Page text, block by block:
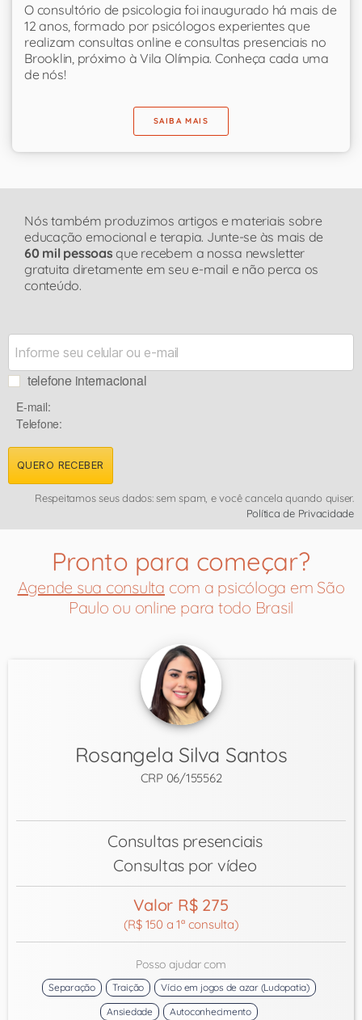
O consultório de psicologia foi inaugurado há mais de
12 anos, formado por psicólogos experientes que
realizam consultas online e consultas presenciais no
Brooklin, próximo à Vila Olímpia. Conheça cada uma
de nós!
SAIBA MAIS
Nós também produzimos artigos e materiais sobre
educação emocional e terapia. Junte-se às mais de
60 mil pessoas que recebem a nossa newsletter
gratuita diretamente em seu e-mail e não perca os
conteúdo.
telefone internacional
E-mail:
Telefone:
QUERO RECEBER
Respeitamos seus dados: sem spam, e você cancela quando quiser.
Política de Privacidade
Pronto para começar?
Agende sua consulta com a psicóloga em São
Paulo ou online para todo Brasil
Rosangela Silva Santos
CRP 06/155562
Consultas presenciais
Consultas por vídeo
Valor R$ 275
(R$ 150 a 1ª consulta)
Posso ajudar com
Separação Traição
Vício em jogos de azar (Ludopatia)
Ansiedade
Autoconhecimento